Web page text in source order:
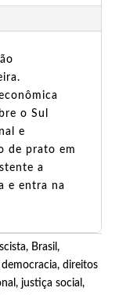
o Sul
e
de prato em
a
e entra na
, Brasil,
democracia,direitos
, justiça social,